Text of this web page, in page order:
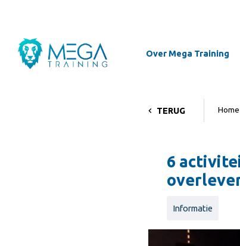
Over Mega Training
TERUG Home
6
Informatie